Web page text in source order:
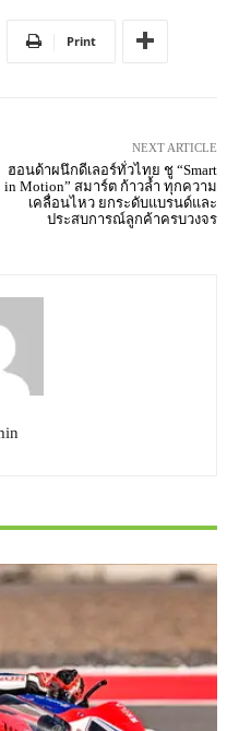
Print
NEXT ARTICLE
ฮอนด้าผนึกดีเลอร์ทั่วไทย ชู “Smart
in Motion” สมาร์ต ก้าวล้ำ ทุกความ
เคลื่อนไหว ยกระดับแบรนด์และ
ประสบการณ์ลูกค้าครบวงจร